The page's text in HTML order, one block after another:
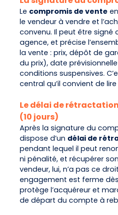
Le compromis de vente
le vendeur à vendre et
convenu. Il peut être signé
agence, et précise
la vente : prix, dépôt de
du prix), date
conditions suspensives.
central qu’il convient de
Le délai de
(10 jours)
Après la signature du
dispose d’un délai de
pendant lequel il peut
ni pénalité, et récupérer
vendeur, lui, n’a pas ce
engagement est ferme
protège l’acquéreur et
de départ du compte à